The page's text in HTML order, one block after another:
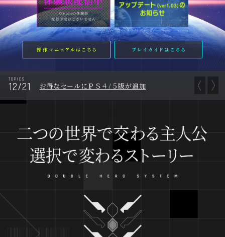
TOPICS
12/16 お得なセールのお知らせ